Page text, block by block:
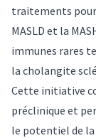
traitements
MASLD et la
immunes rares
la cholangite
Cette initiative
préclinique et
le potentiel de